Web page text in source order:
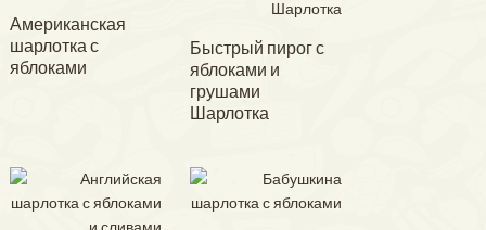
Американская
шарлотка с
яблоками
Быстрый пирог с
яблоками и
грушами
Шарлотка